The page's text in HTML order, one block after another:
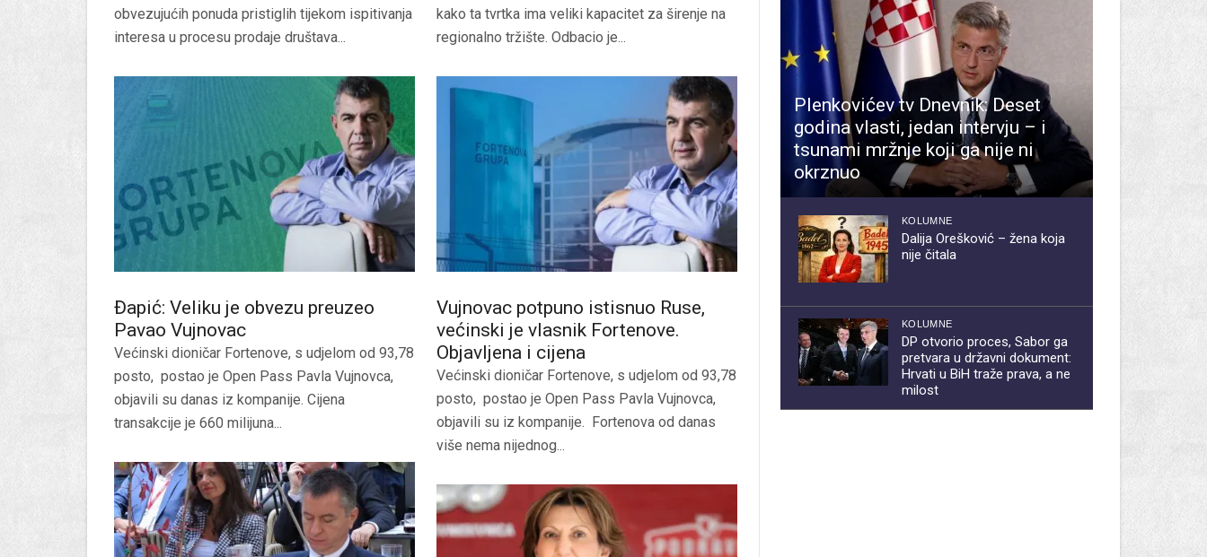
obvezujućih ponuda pristiglih tijekom ispitivanja
interesa u procesu prodaje društava...
kako ta tvrtka ima veliki kapacitet za širenje na
regionalno tržište. Odbacio je...
Đapić: Veliku je obvezu preuzeo
Pavao Vujnovac
Većinski dioničar Fortenove, s udjelom od 93,78
posto, postao je Open Pass Pavla Vujnovca,
objavili su danas iz kompanije. Cijena
transakcije je 660 milijuna...
Vujnovac potpuno istisnuo Ruse,
većinski je vlasnik Fortenove.
Objavljena i cijena
Većinski dioničar Fortenove, s udjelom od 93,78
posto, postao je Open Pass Pavla Vujnovca,
objavili su iz kompanije. Fortenova od danas
više nema nijednog...
Plenkovićev tv Dnevnik: Deset
godina vlasti, jedan intervju – i
tsunami mržnje koji ga nije ni
okrznuo
KOLUMNE
Dalija Orešković – žena koja
nije čitala
KOLUMNE
DP otvorio proces, Sabor ga
pretvara u državni dokument:
Hrvati u BiH traže prava, a ne
milost